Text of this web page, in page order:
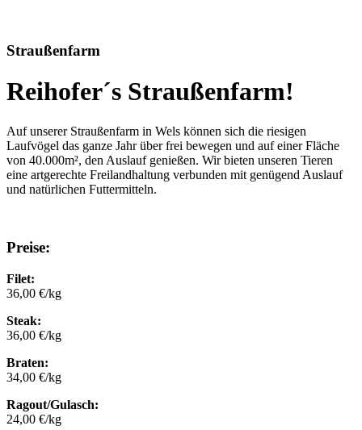
Straußenfarm
Reihofer´s Straußenfarm!
Auf unserer Straußenfarm in Wels können sich die riesigen
Laufvögel das ganze Jahr über frei bewegen und auf einer Fläche
von 40.000m², den Auslauf genießen. Wir bieten unseren Tieren
eine artgerechte Freilandhaltung verbunden mit genügend Auslauf
und natürlichen Futtermitteln.
Preise:
Filet:
36,00 €/kg
Steak:
36,00 €/kg
Braten:
34,00 €/kg
Ragout/Gulasch:
24,00 €/kg